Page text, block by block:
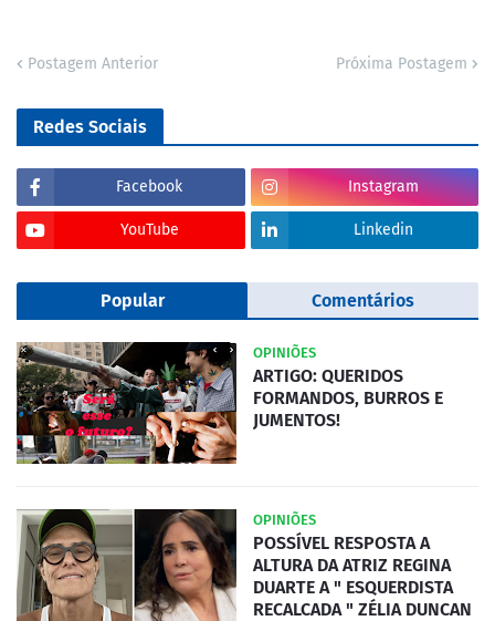
Postagem Anterior Próxima Postagem
Redes Sociais
Facebook Instagram
YouTube Linkedin
Popular Comentários
OPINIÕES
ARTIGO: QUERIDOS
FORMANDOS, BURROS E
JUMENTOS!
OPINIÕES
POSSÍVEL RESPOSTA A
ALTURA DA ATRIZ REGINA
DUARTE A " ESQUERDISTA
RECALCADA " ZÉLIA DUNCAN